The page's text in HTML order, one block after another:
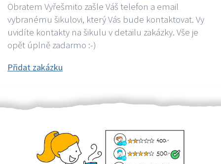
Obratem Vyřešmito zašle Váš telefon a email
vybranému šikulovi, který Vás bude kontaktovat. Vy
uvidíte kontakty na šikulu v detailu zakázky. Vše je
opět úplně zadarmo :-)
Přidat zakázku